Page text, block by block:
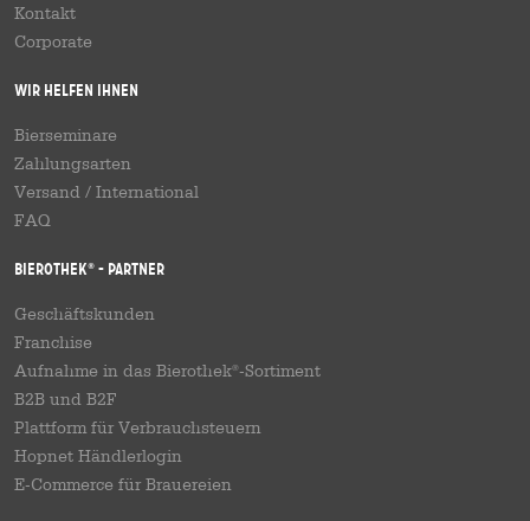
Kontakt
Corporate
Wir helfen Ihnen
Bierseminare
Zahlungsarten
Versand / International
FAQ
Bierothek® - Partner
Geschäftskunden
Franchise
Aufnahme in das Bierothek®-Sortiment
B2B und B2F
Plattform für Verbrauchsteuern
Hopnet Händlerlogin
E-Commerce für Brauereien